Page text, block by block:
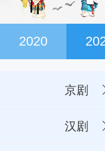
2020
京剧
汉剧